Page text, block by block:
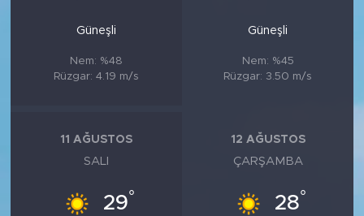
Güneşli
Nem: %48
Rüzgar: 4.19 m/s
Güneşli
Nem: %45
Rüzgar: 3.50 m/s
11 AĞUSTOS
SALI
29°
12 AĞUSTOS
ÇARŞAMBA
28°